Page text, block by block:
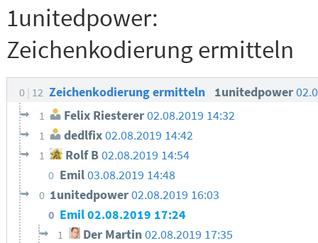
1unitedpower:
Zeichenkodierung ermitteln
0 12 Zeichenkodierung ermitteln 1unitedpower
1 Felix Riesterer02.08.2019 14:32
1 dedlfix02.08.2019 14:42
1 Rolf B02.08.2019 14:54
0 Emil03.08.2019 14:48
0 1unitedpower02.08.2019 16:03
0 Emil02.08.2019 17:24
1 Der Martin02.08.2019 17:35